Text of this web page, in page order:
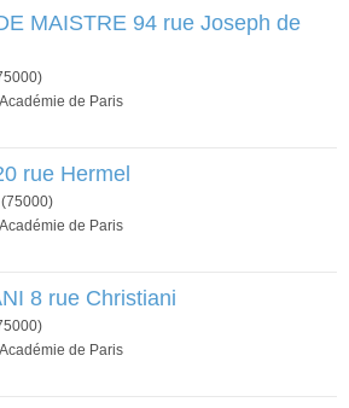
MAISTRE 94 rue Joseph de
de Paris
rue Hermel
(75000)
de Paris
8 rue Christiani
de Paris